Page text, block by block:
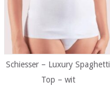
Schiesser – Luxury Spaghetti
Top – wit